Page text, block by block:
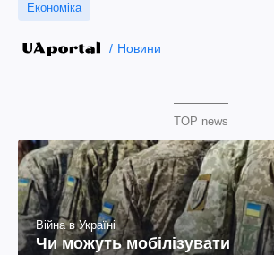
Економіка
Новини
TOP news
Війна в Україні
Чи можуть мобілізувати